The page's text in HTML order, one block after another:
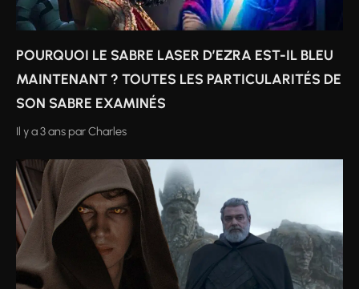
POURQUOI LE SABRE LASER D’EZRA EST-IL BLEU
MAINTENANT ? TOUTES LES PARTICULARITÉS DE
SON SABRE EXAMINÉS
Il y a 3 ans parCharles